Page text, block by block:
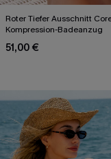
Roter Tiefer Ausschnitt
Kompression-Badeanzug
51,00 €